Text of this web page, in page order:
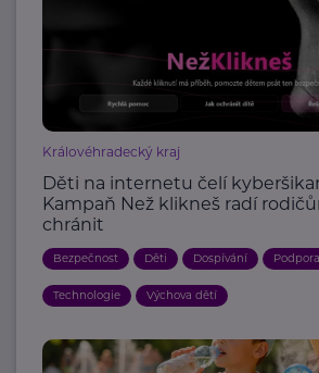
Královéhradecký kraj
Děti na internetu čelí
Kampaň Než klikneš radí
chránit
Bezpečnost Děti Dospívání
Technologie Výchova dětí